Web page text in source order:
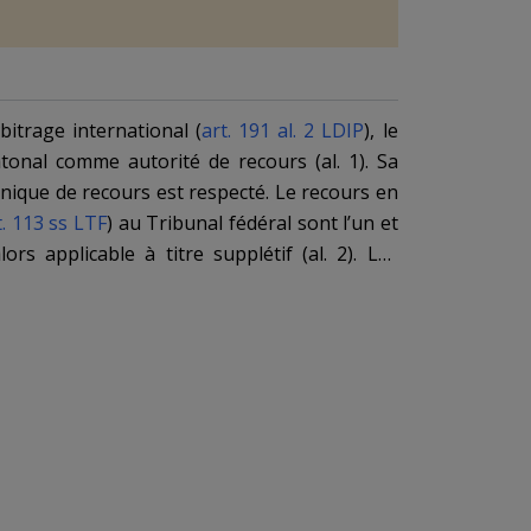
international (art. 191 al. 2 LDIP), le
comme autorité de recours (al. 1). Sa
de recours est respecté. Le recours en
113 ss LTF) au Tribunal fédéral sont l’un et
applicable à titre supplétif (al. 2). Les
par exemple s’appliquer.